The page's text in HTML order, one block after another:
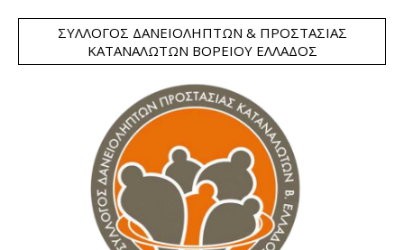
ΣΎΛΛΟΓΟΣ ΔΑΝΕΙΟΛΗΠΤΏΝ & ΠΡΟΣΤΑΣΊΑΣ
ΚΑΤΑΝΑΛΩΤΏΝ ΒΟΡΕΊΟΥ ΕΛΛΆΔΟΣ